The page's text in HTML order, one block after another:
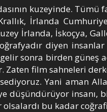
kuzeyinde.
İrlanda
İrlanda, İskoçya,
diyen
sonra birden güneş
Zaten film sahneleri
Yani aman
düşündürüyor insanı,
olsalardı bu kadar